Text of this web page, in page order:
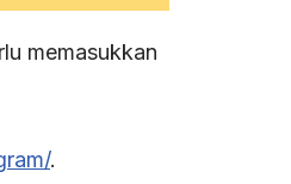
memasukkan
.